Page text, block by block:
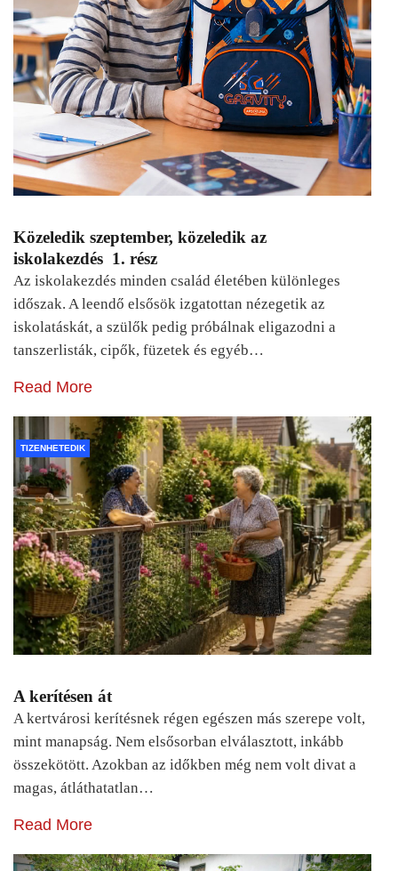
Közeledik szeptember, közeledik az
iskolakezdés 1. rész
Az iskolakezdés minden család életében különleges
időszak. A leendő elsősök izgatottan nézegetik az
iskolatáskát, a szülők pedig próbálnak eligazodni a
tanszerlisták, cipők, füzetek és egyéb…
Read More
TIZENHETEDIK
A kerítésen át
A kertvárosi kerítésnek régen egészen más szerepe volt,
mint manapság. Nem elsősorban elválasztott, inkább
összekötött. Azokban az időkben még nem volt divat a
magas, átláthatatlan…
Read More